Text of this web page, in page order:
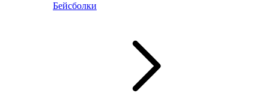
Бейсболки